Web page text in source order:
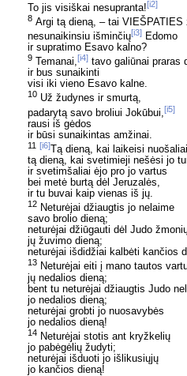
To jis visiškai nesupranta![i2]
8 Argi tą dieną, – tai VIEŠPATIES
nesunaikinsiu išminčių[i3] Edomo
ir supratimo Esavo kalno?
9 Temanai,[i4] tavo galiūnai praras
ir bus sunaikinti
visi iki vieno Esavo kalne.
10 Už žudynes ir smurtą,
padarytą savo broliui Jokūbui,[i5]
rausi iš gėdos
ir būsi sunaikintas amžinai.
11 [i6] Tą dieną, kai laikeisi
tą dieną, kai svetimieji nešėsi jo
ir svetimšaliai ėjo pro jo vartus
bei metė burtą dėl Jeruzalės,
ir tu buvai kaip vienas iš jų.
12 Neturėjai džiaugtis jo nelaime
savo brolio dieną;
neturėjai džiūgauti dėl Judo
jų žuvimo dieną;
neturėjai išdidžiai kalbėti kančios
13 Neturėjai eiti į mano tautos
jų nedalios dieną;
bent tu neturėjai džiaugtis Judo
jo nedalios dieną;
neturėjai grobti jo nuosavybės
jo nedalios dieną!
14 Neturėjai stotis ant kryžkelių
jo pabėgėlių žudyti;
neturėjai išduoti jo išlikusiųjų
jo kančios dieną!